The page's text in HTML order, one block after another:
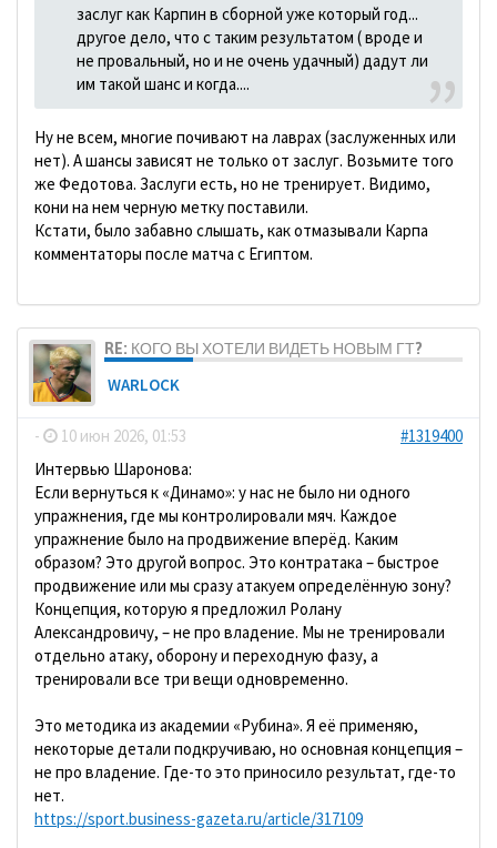
заслуг как Карпин в сборной уже который год...
другое дело, что с таким результатом ( вроде и
не провальный, но и не очень удачный) дадут ли
им такой шанс и когда....
Ну не всем, многие почивают на лаврах (заслуженных или
нет). А шансы зависят не только от заслуг. Возьмите того
же Федотова. Заслуги есть, но не тренирует. Видимо,
кони на нем черную метку поставили.
Кстати, было забавно слышать, как отмазывали Карпа
комментаторы после матча с Египтом.
RE: КОГО ВЫ ХОТЕЛИ ВИДЕТЬ НОВЫМ ГТ?
WARLOCK
- 10 июн 2026, 01:53
#1319400
Интервью Шаронова:
Если вернуться к «Динамо»: у нас не было ни одного
упражнения, где мы контролировали мяч. Каждое
упражнение было на продвижение вперёд. Каким
образом? Это другой вопрос. Это контратака – быстрое
продвижение или мы сразу атакуем определённую зону?
Концепция, которую я предложил Ролану
Александровичу, – не про владение. Мы не тренировали
отдельно атаку, оборону и переходную фазу, а
тренировали все три вещи одновременно.
Это методика из академии «Рубина». Я её применяю,
некоторые детали подкручиваю, но основная концепция –
не про владение. Где-то это приносило результат, где-то
нет.
https://sport.business-gazeta.ru/article/317109